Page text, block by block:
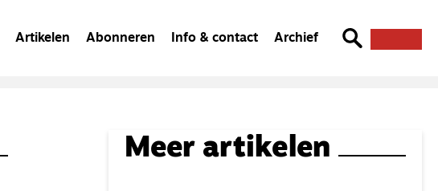
Artikelen Abonneren Info & contact Archief
Meer artikelen